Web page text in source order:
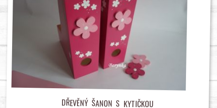
DŘEVĚNÝ ŠANON S KYTIČKOU